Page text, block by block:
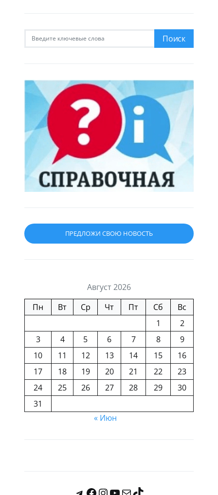
Искать: Поиск
ПРЕДЛОЖИ СВОЮ НОВОСТЬ
Август 2026
Пн
Вт Ср Чт Пт Сб
Вс
1
2
3
4 5 6 7 8
9
10
11 12 13 14 15
16
17
18 19 20 21 22
23
24
25 26 27 28 29
30
31
« Июн